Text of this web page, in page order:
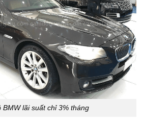
BMW lãi suất chỉ 3% tháng